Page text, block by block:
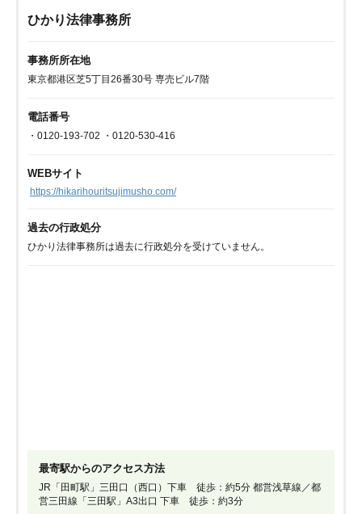
ひかり法律事務所
事務所所在地
東京都港区芝5丁目26番30号 専売ビル7階
電話番号
・0120-193-702 ・0120-530-416
WEBサイト
https://hikarihouritsujimusho.com/
過去の行政処分
ひかり法律事務所は過去に行政処分を受けていません。
最寄駅からのアクセス方法
JR「田町駅」三田口（西口）下車 徒歩：約5分 都営浅草線／都
営三田線「三田駅」A3出口 下車 徒歩：約3分